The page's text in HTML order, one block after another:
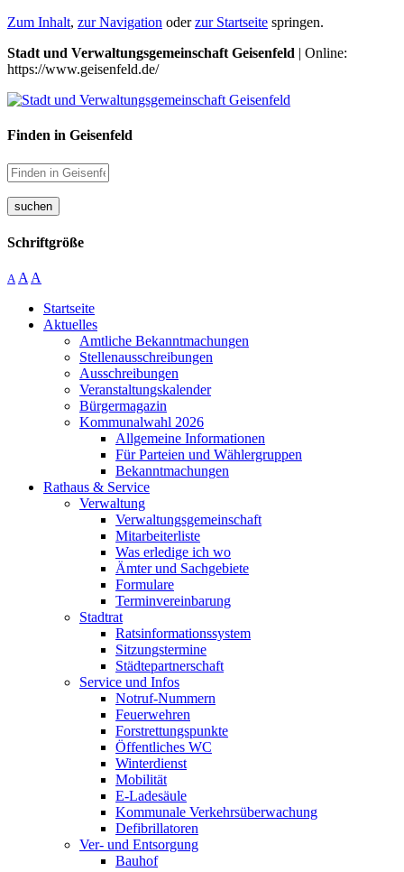
Zum Inhalt, zur Navigation oderzur Startseite springen.
Stadt und Verwaltungsgemeinschaft Geisenfeld | Online:
https://www.geisenfeld.de/
Finden in Geisenfeld
suchen
Schriftgröße
A A A
Startseite
Aktuelles
Amtliche Bekanntmachungen
Stellenausschreibungen
Ausschreibungen
Veranstaltungskalender
Bürgermagazin
Kommunalwahl 2026
Allgemeine Informationen
Für Parteien und Wählergruppen
Bekanntmachungen
Rathaus & Service
Verwaltung
Verwaltungsgemeinschaft
Mitarbeiterliste
Was erledige ich wo
Ämter und Sachgebiete
Formulare
Terminvereinbarung
Stadtrat
Ratsinformationssystem
Sitzungstermine
Städtepartnerschaft
Service und Infos
Notruf-Nummern
Feuerwehren
Forstrettungspunkte
Öffentliches WC
Winterdienst
Mobilität
E-Ladesäule
Kommunale Verkehrsüberwachung
Defibrillatoren
Ver- und Entsorgung
Bauhof